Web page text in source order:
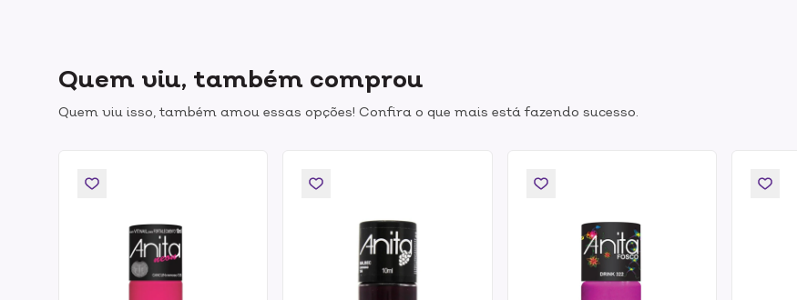
Quem viu, também comprou
Quem viu isso, também amou essas opções! Confira o que mais está fazendo sucesso.